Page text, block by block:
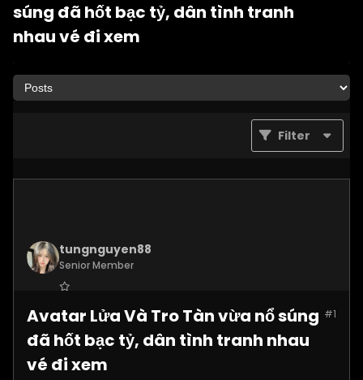
súng đã hốt bạc tỷ, dân tình tranh
nhau vé đi xem
Filter
tungnguyen88
Senior Member
Posts: 3619 #1
Avatar Lửa Và Tro Tàn vừa nổ súng
đã hốt bạc tỷ, dân tình tranh nhau
vé đi xem